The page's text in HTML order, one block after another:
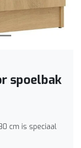
spoelbak
cm is speciaal